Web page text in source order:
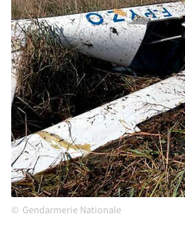
Gendarmerie Nationale